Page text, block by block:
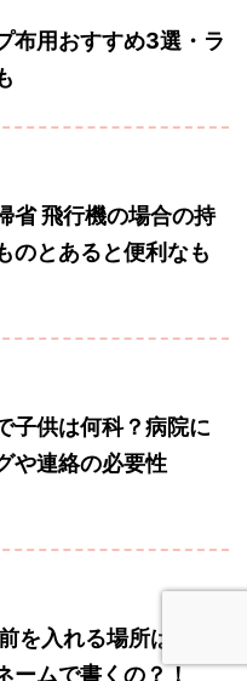
布用おすすめ3選・ラ
省 飛行機の場合の持
のとあると便利なも
子供は何科？病院に
や連絡の必要性
を入れる場所は？ひ
ームで書くの？！